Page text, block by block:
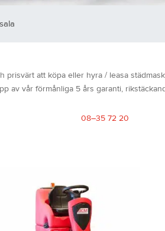
prisvärt att köpa eller hyra / leasa
av vår förmånliga 5 års garanti,
08–35 72 20